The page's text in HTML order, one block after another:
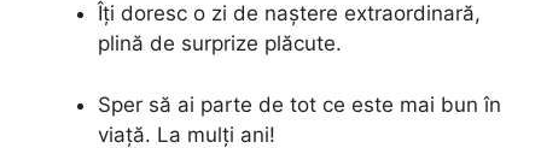
Îți doresc o zi de naștere extraordinară,
plină de surprize plăcute.
Sper să ai parte de tot ce este mai bun în
viață. La mulți ani!